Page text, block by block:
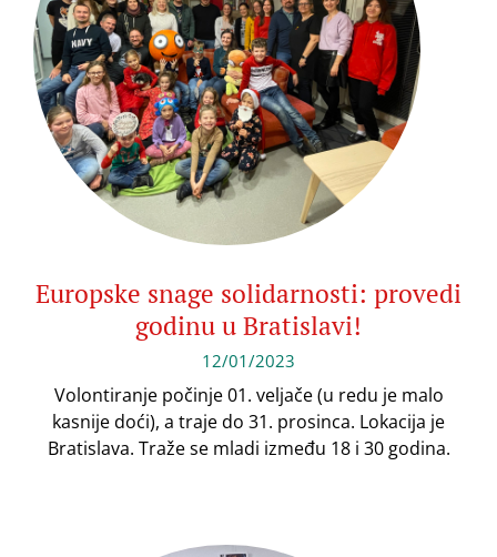
Europske snage solidarnosti: provedi
godinu u Bratislavi!
12/01/2023
Volontiranje počinje 01. veljače (u redu je malo
kasnije doći), a traje do 31. prosinca. Lokacija je
Bratislava. Traže se mladi između 18 i 30 godina.